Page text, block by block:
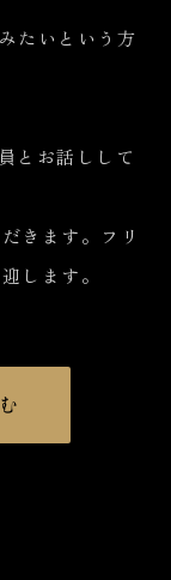
たいという方
とお話しして
きます。フリ
します。